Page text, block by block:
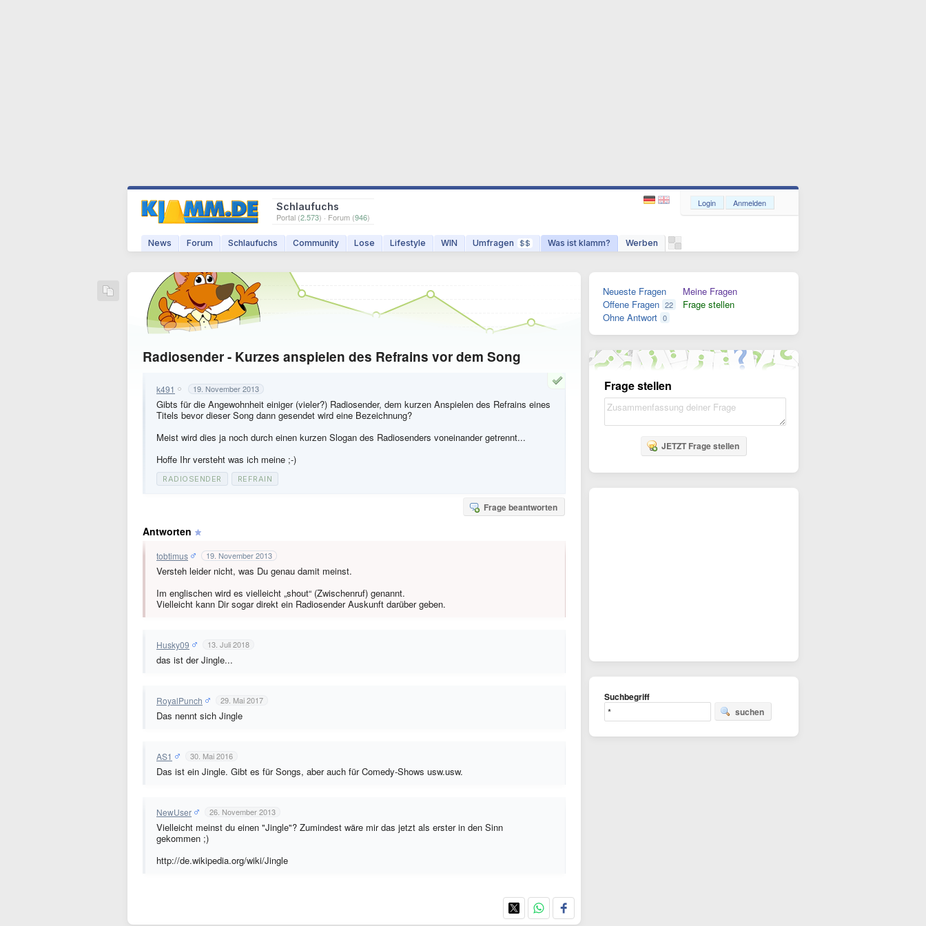
Schlaufuchs
Portal (2.573) · Forum (946)
News Forum Schlaufuchs Community Lose Lifestyle WIN Umfragen $$ Was ist klamm? Werben
Login Anmelden
Radiosender - Kurzes anspielen des Refrains vor dem Song
k491 19. November 2013
Gibts für die Angewohnheit einiger (vieler?) Radiosender, dem kurzen Anspielen des Refrains eines
Titels bevor dieser Song dann gesendet wird eine Bezeichnung?
Meist wird dies ja noch durch einen kurzen Slogan des Radiosenders voneinander getrennt...
Hoffe Ihr versteht was ich meine ;-)
RADIOSENDER REFRAIN
Frage beantworten
Antworten
tobtimus 19. November 2013
Versteh leider nicht, was Du genau damit meinst.
Im englischen wird es vielleicht „shout“ (Zwischenruf) genannt.
Vielleicht kann Dir sogar direkt ein Radiosender Auskunft darüber geben.
Husky09 13. Juli 2018
das ist der Jingle...
RoyalPunch 29. Mai 2017
Das nennt sich Jingle
AS1 30. Mai 2016
Das ist ein Jingle. Gibt es für Songs, aber auch für Comedy-Shows usw.usw.
NewUser 26. November 2013
Vielleicht meinst du einen "Jingle"? Zumindest wäre mir das jetzt als erster in den Sinn
gekommen ;)
http://de.wikipedia.org/wiki/Jingle
Neueste Fragen
Offene Fragen 22
Ohne Antwort 0
Meine Fragen
Frage stellen
Frage stellen
JETZT Frage stellen
Suchbegriff
suchen